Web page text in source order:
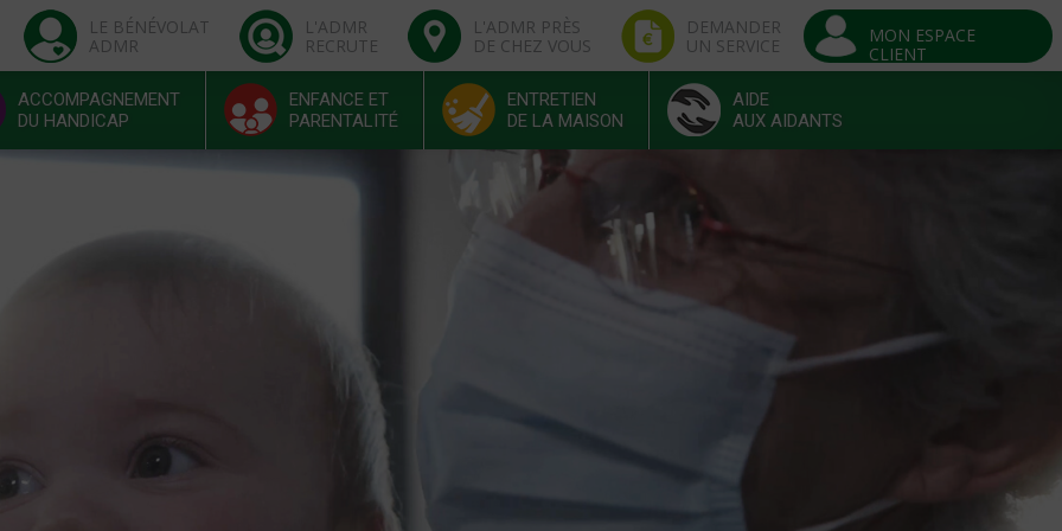
LE BÉNÉVOLAT
ADMR
L'ADMR
RECRUTE
L'ADMR PRÈS
DE CHEZ VOUS
DEMANDER
UN SERVICE
MON ESPACE
CLIENT
ACCOMPAGNEMENT
DU HANDICAP
ENFANCE ET
PARENTALITÉ
ENTRETIEN
DE LA MAISON
AIDE
AUX AIDANTS